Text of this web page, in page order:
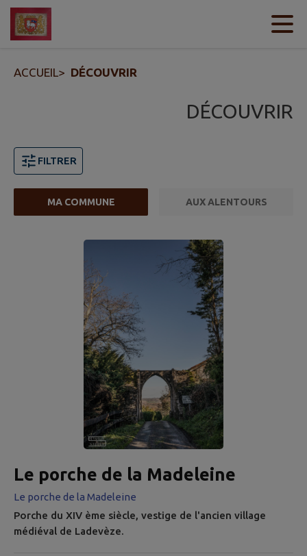
Contenu
ACCUEIL> DÉCOUVRIR
DÉCOUVRIR
FILTRER
MA COMMUNE AUX ALENTOURS
Le porche de la Madeleine
Le porche de la Madeleine
Porche du XIV ème siècle, vestige de l'ancien village
médiéval de Ladevèze.